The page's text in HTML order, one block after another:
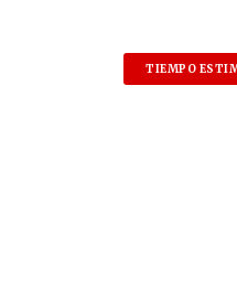
TIEMPO